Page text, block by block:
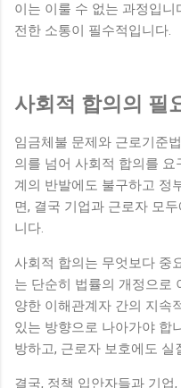
이는 이룰 수 없는 과정입
전한 소통이 필수적입니다.
사회적 합의의 필
임금체불 문제와 근로기준
의를 넘어 사회적 합의를
계의 반발에도 불구하고 정
면, 결국 기업과 근로자 모
니다.
사회적 합의는 무엇보다 중
는 단순히 법률의 개정으로
양한 이해관계자 간의 지속
있는 방향으로 나아가야 합
방하고, 근로자 보호에도 실
결국, 정책 입안자들과 기업